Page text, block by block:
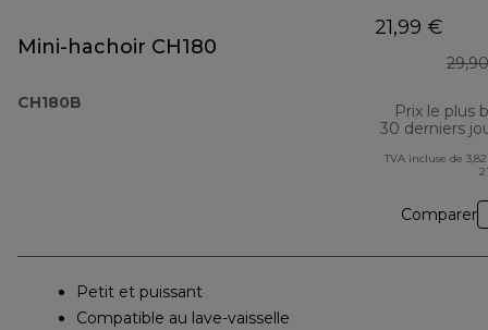
Mini-hachoir CH180
CH180B
21,99 €
Prix le plus
30 derniers
TVA incluse de
Comparer
Petit et puissant
Compatible au lave-vaisselle